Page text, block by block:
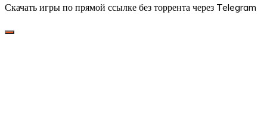
Скачать игры по прямой ссылке без торрента через Telegram